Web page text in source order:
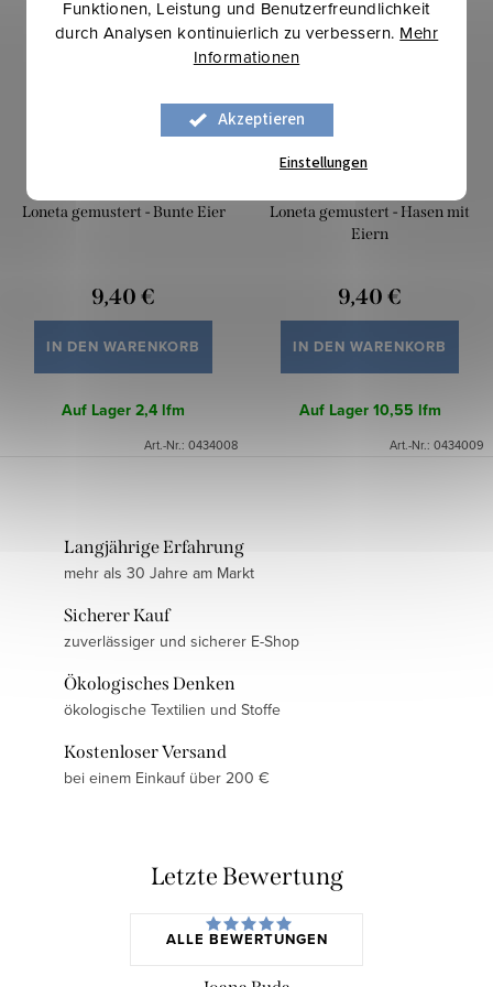
Funktionen, Leistung und Benutzerfreundlichkeit
durch Analysen kontinuierlich zu verbessern. Mehr
Informationen
Akzeptieren
Einstellungen
Loneta gemustert - Bunte Eier
9,40 €
IN DEN WARENKORB
Auf Lager2,4 lfm
Art.-Nr.: 0434008
Loneta gemustert - Hasen mit
Eiern
9,40 €
IN DEN WARENKORB
Auf Lager10,55 lfm
Art.-Nr.: 0434009
Langjährige Erfahrung
mehr als 30 Jahre am Markt
Sicherer Kauf
zuverlässiger und sicherer E-Shop
Ökologisches Denken
ökologische Textilien und Stoffe
Kostenloser Versand
bei einem Einkauf über 200 €
Letzte Bewertung
ALLE BEWERTUNGEN